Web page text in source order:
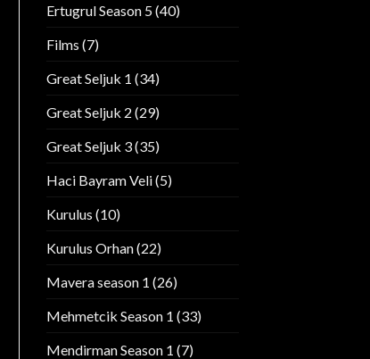
Ertugrul Season 5(40)
Films (7)
Great Seljuk 1 (34)
Great Seljuk 2 (29)
Great Seljuk 3(35)
Haci Bayram Veli(5)
Kurulus (10)
Kurulus Orhan(22)
Mavera season 1 (26)
Mehmetcik Season 1 (33)
Mendirman Season 1 (7)